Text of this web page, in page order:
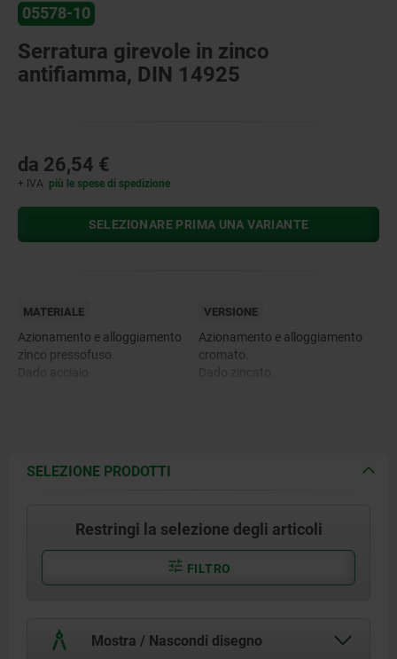
05578-10
Serratura girevole in zinco
antifiamma, DIN 14925
da 26,54 €
+ IVA più le spese di spedizione
SELEZIONARE PRIMA UNA VARIANTE
MATERIALE
Azionamento e alloggiamento
zinco pressofuso.
VERSIONE
Azionamento e alloggiamento
cromato.
SELEZIONE PRODOTTI
Restringi la selezione degli articoli
FILTRO
Mostra / Nascondi disegno